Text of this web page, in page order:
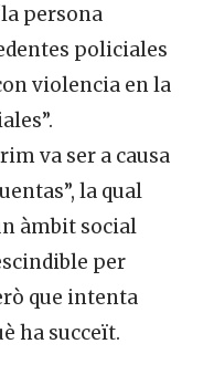
persona
policiales
violencia en la
va ser a causa
la qual
àmbit social
per
que intenta
ha succeït.